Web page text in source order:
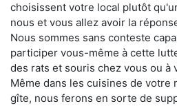
choisissent votre local plutôt
nous et vous allez avoir la
Nous sommes sans conteste
participer vous-même à cette
des rats et souris chez vous ou à
Même dans les cuisines de votre
gîte, nous ferons en sorte de